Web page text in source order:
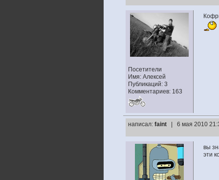
Посетители
Имя: Алексей
Публикаций: 3
Комментариев: 163
написал: faint | 6 мая 2010
вы
эти